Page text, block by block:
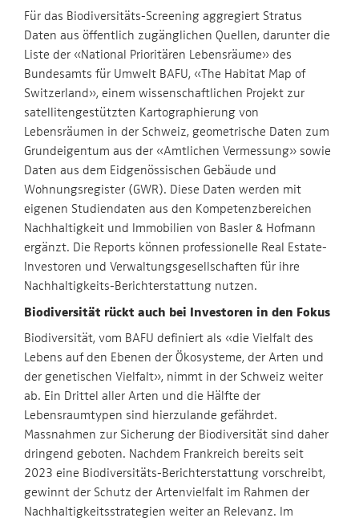
Für das Biodiversitäts-Screening aggregiert Stratus
Daten aus öffentlich zugänglichen Quellen, darunter die
Liste der «National Prioritären Lebensräume» des
Bundesamts für Umwelt BAFU, «The Habitat Map of
Switzerland», einem wissenschaftlichen Projekt zur
satellitengestützten Kartographierung von
Lebensräumen in der Schweiz, geometrische Daten zum
Grundeigentum aus der «Amtlichen Vermessung» sowie
Daten aus dem Eidgenössischen Gebäude und
Wohnungsregister (GWR). Diese Daten werden mit
eigenen Studiendaten aus den Kompetenzbereichen
Nachhaltigkeit und Immobilien von Basler & Hofmann
ergänzt. Die Reports können professionelle Real Estate-
Investoren und Verwaltungsgesellschaften für ihre
Nachhaltigkeits-Berichterstattung nutzen.
Biodiversität rückt auch bei Investoren in den Fokus
Biodiversität, vom BAFU definiert als «die Vielfalt des
Lebens auf den Ebenen der Ökosysteme, der Arten und
der genetischen Vielfalt», nimmt in der Schweiz weiter
ab. Ein Drittel aller Arten und die Hälfte der
Lebensraumtypen sind hierzulande gefährdet.
Massnahmen zur Sicherung der Biodiversität sind daher
dringend geboten. Nachdem Frankreich bereits seit
2023 eine Biodiversitäts-Berichterstattung vorschreibt,
gewinnt der Schutz der Artenvielfalt im Rahmen der
Nachhaltigkeitsstrategien weiter an Relevanz. Im